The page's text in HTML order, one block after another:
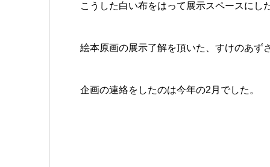
こうした白い布をはって展示スペースにし
絵本原画の展示了解を頂いた、すけのあず
企画の連絡をしたのは今年の2月でした。